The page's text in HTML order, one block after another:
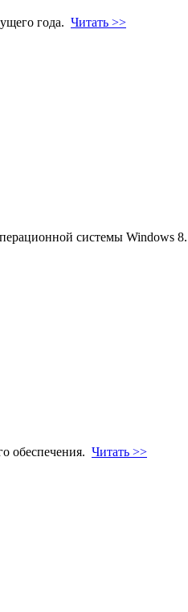
года. Читать >>
системы Windows 8.
обеспечения. Читать >>